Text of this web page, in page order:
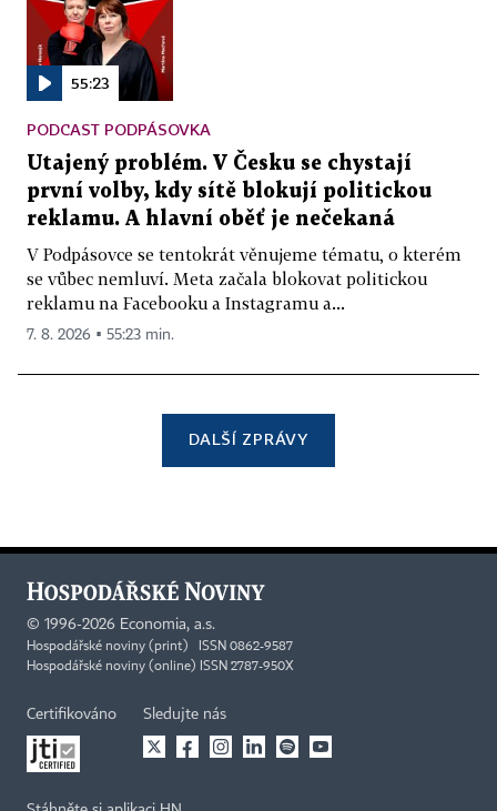
55:23
PODCAST PODPÁSOVKA
Utajený problém. V Česku se chystají
první volby, kdy sítě blokují politickou
reklamu. A hlavní oběť je nečekaná
V Podpásovce se tentokrát věnujeme tématu, o kterém
se vůbec nemluví. Meta začala blokovat politickou
reklamu na Facebooku a Instagramu a...
7. 8. 2026 ▪ 55:23 min.
DALŠÍ ZPRÁVY
© 1996-2026 Economia, a.s.
Hospodářské noviny (print) ISSN 0862-9587
Hospodářské noviny (online) ISSN 2787-950X
Certifikováno Sledujte nás